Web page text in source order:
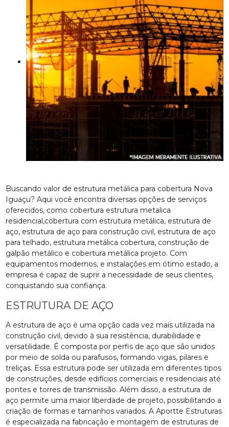
Buscando valor de estrutura metálica para cobertura Nova
Iguaçu? Aqui você encontra diversas opções de serviços
oferecidos, como cobertura estrutura metalica
residencial,cobertura com estrutura metálica, estrutura de
aço, estrutura de aço para construção civil, estrutura de aço
para telhado, estrutura metálica cobertura, construção de
galpão metálico e cobertura metálica projeto. Com
equipamentos modernos, e instalações em ótimo estado, a
empresa é capaz de suprir a necessidade de seus clientes,
conquistando sua confiança.
ESTRUTURA DE AÇO
A estrutura de aço é uma opção cada vez mais utilizada na
construção civil, devido à sua resistência, durabilidade e
versatilidade. É composta por perfis de aço que são unidos
por meio de solda ou parafusos, formando vigas, pilares e
treliças. Essa estrutura pode ser utilizada em diferentes tipos
de construções, desde edifícios comerciais e residenciais até
pontes e torres de transmissão. Além disso, a estrutura de
aço permite uma maior liberdade de projeto, possibilitando a
criação de formas e tamanhos variados. A Aportte Estruturas
é especializada na fabricação e montagem de estruturas de